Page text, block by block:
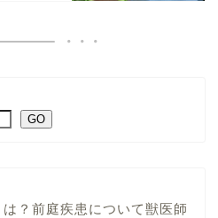
GO
？前庭疾患について獣医師